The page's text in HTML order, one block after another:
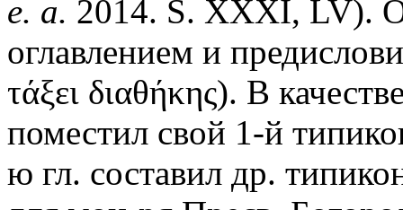
e. a. 2014. S. XXXI, LV).
оглавлением и
τάξει διαθήκης). В
поместил свой 1-й
ю гл. составил др.